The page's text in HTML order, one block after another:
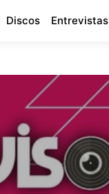
Discos Entrevistas